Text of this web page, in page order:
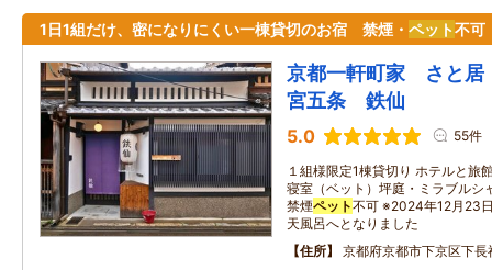
1日1組だけ、密になりにくい一棟貸切のお宿 禁煙・ ペット不可
京都一軒町家 さと居
宮五条 鉄仙
5.0 55件
１組様限定1棟貸切り ホテルと旅
寝室（ベット）坪庭・ミラブルシ
禁煙ペット不可 ※2024年12月23
天風呂へとなりました
住所
京都府京都市下京区下長